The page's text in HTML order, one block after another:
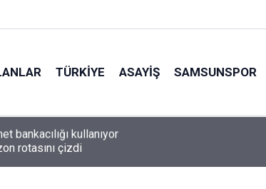
TÜRKİYE ASAYİŞ SAMSUNSPOR
rotasını çizdi